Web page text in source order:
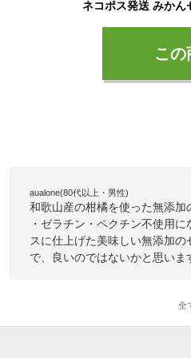
こ
aualone(80代以上・男性)
和歌山産の柑橘を使った無添
・ゼラチン・ペクチン不使用
スに仕上げた美味しい無添加
で、良いのではないかと思いま
全